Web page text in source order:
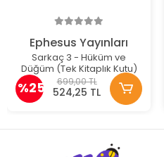
Ephesus Yayınları
Sarkaç 3 - Hüküm ve
Düğüm (Tek Kitaplık Kutu)
%25 699,00 TL
524,25 TL